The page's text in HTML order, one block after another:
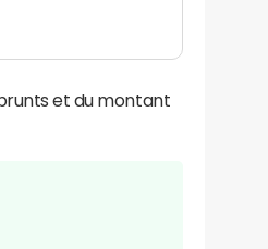
et du montant